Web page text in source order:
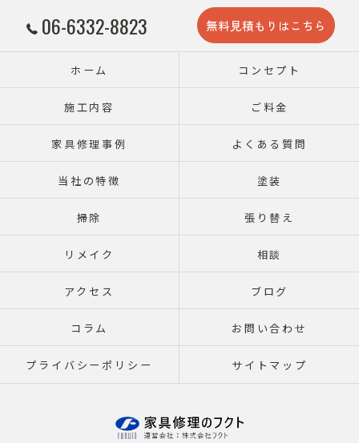
06-6332-8823 無料見積もりはこちら
ホーム コンセプト
施工内容 ご料金
家具修理事例 よくある質問
当社の特徴 塗装
掃除 張り替え
リメイク 相談
アクセス ブログ
コラム お問い合わせ
プライバシーポリシー サイトマップ